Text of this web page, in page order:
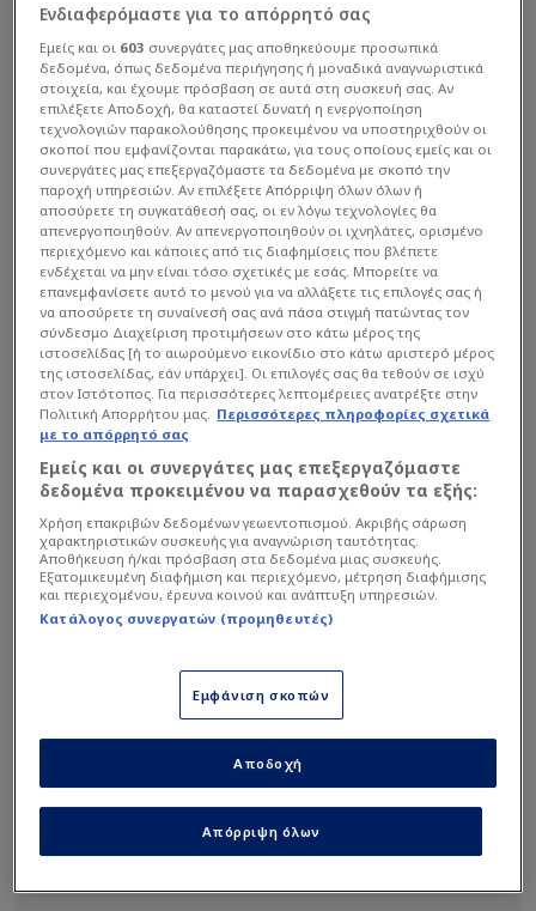
αστοχία τους σε κρίσιμες επιθέσεις έγειρε την
πλάστιγγα υπέρ των γηπεδούχων.
Για τους νικητές, 20 πόντους είχε οΕβάν Φουρνιέ
και 16 οΣάσα Βεζένκοφ, ενώ double-double με 10
πόντους και 12 ριμπάουντ είχε οΝίκολα
Μιλουτίνοφ . Πολύ μεγάλα καλάθια στην τελική
ευθεία έβαλε ο Κόρι Τζόζεφ, που ολοκλήρωσε το
παιχνίδι με 6 πόντους. Από την άλλη πλευρά,
καθοδηγητής της ανατροπής του Παναθηναϊκού
ήταν οΝτίνος Μήτογλου, που έβαλε 14 πόντους,
όλους στο τρίτο δεκάλεπτο. Κορυφαίος των
«πράσινων» ήταν με 23 πόντους ο Τζέντι Όσμαν,
ενώ 20 πόντους είχε οΚέντρικ Ναν. Κάκιστη
εικόνα για τον Νάιτζελ Χέιζ-Ντέιβις, που είχε
1/13 εντός πεδιάς και έχασε καθοριστικές
επιθέσεις.
Ενδιαφερόμαστε για το απόρρητό σας
Εμείς και οι 603 συνεργάτες μας αποθηκεύουμε προσωπικά
δεδομένα, όπως δεδομένα περιήγησης ή μοναδικά αναγνωριστικά
στοιχεία, και έχουμε πρόσβαση σε αυτά στη συσκευή σας. Αν
επιλέξετε Αποδοχή, θα καταστεί δυνατή η ενεργοποίηση
τεχνολογιών παρακολούθησης προκειμένου να υποστηριχθούν οι
σκοποί που εμφανίζονται παρακάτω, για τους οποίους εμείς και οι
συνεργάτες μας επεξεργαζόμαστε τα δεδομένα με σκοπό την
παροχή υπηρεσιών. Αν επιλέξετε Απόρριψη όλων όλων ή
αποσύρετε τη συγκατάθεσή σας, οι εν λόγω τεχνολογίες θα
απενεργοποιηθούν. Αν απενεργοποιηθούν οι ιχνηλάτες, ορισμένο
περιεχόμενο και κάποιες από τις διαφημίσεις που βλέπετε
ενδέχεται να μην είναι τόσο σχετικές με εσάς. Μπορείτε να
επανεμφανίσετε αυτό το μενού για να αλλάξετε τις επιλογές σας ή
να αποσύρετε τη συναίνεσή σας ανά πάσα στιγμή πατώντας τον
σύνδεσμο Διαχείριση προτιμήσεων στο κάτω μέρος της
ιστοσελίδας [ή το αιωρούμενο εικονίδιο στο κάτω αριστερό μέρος
της ιστοσελίδας, εάν υπάρχει]. Οι επιλογές σας θα τεθούν σε ισχύ
στον Ιστότοπος. Για περισσότερες λεπτομέρειες ανατρέξτε στην
Πολιτική Απορρήτου μας. Περισσότερες πληροφορίες σχετικά
με το απόρρητό σας
Εμείς και οι συνεργάτες μας επεξεργαζόμαστε
δεδομένα προκειμένου να παρασχεθούν τα εξής:
Χρήση επακριβών δεδομένων γεωεντοπισμού. Ακριβής σάρωση
χαρακτηριστικών συσκευής για αναγνώριση ταυτότητας.
Αποθήκευση ή/και πρόσβαση στα δεδομένα μιας συσκευής.
Εξατομικευμένη διαφήμιση και περιεχόμενο, μέτρηση διαφήμισης
και περιεχομένου, έρευνα κοινού και ανάπτυξη υπηρεσιών.
Κατάλογος συνεργατών (προμηθευτές)
Εμφάνιση σκοπών
Απόρριψη όλων
Αποδοχή